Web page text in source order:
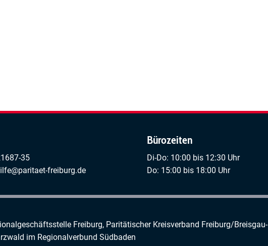
35
freiburg.de
Bürozeiten
Di-Do: 10:00 bis 12:30 Uhr
Do: 15:00 bis 18:00 Uhr
Freiburg, Paritätischer Kreisverband Freiburg/Breisgau-
im Regionalverbund Südbaden